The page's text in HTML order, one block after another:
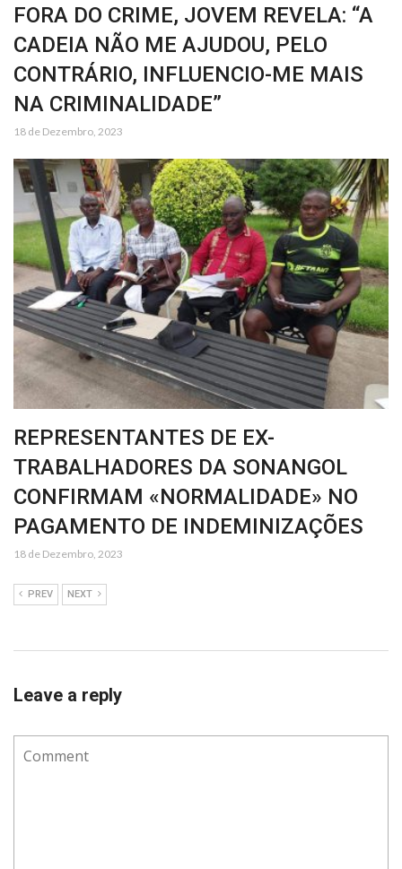
FORA DO CRIME, JOVEM REVELA: “A
CADEIA NÃO ME AJUDOU, PELO
CONTRÁRIO, INFLUENCIO-ME MAIS
NA CRIMINALIDADE”
18 de Dezembro, 2023
REPRESENTANTES DE EX-
TRABALHADORES DA SONANGOL
CONFIRMAM «NORMALIDADE» NO
PAGAMENTO DE INDEMINIZAÇÕES
18 de Dezembro, 2023
PREV NEXT
Leave a reply